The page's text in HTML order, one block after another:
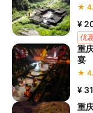
★
¥
优
重
宴
★
¥
重